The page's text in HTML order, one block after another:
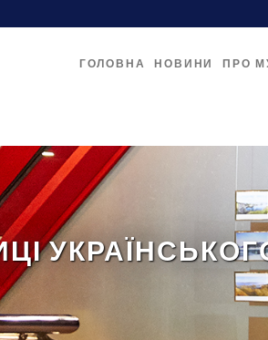
ГОЛОВНА НОВИНИ ПРО